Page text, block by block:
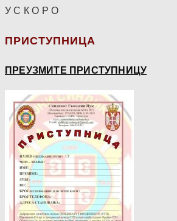
У С К О Р О
ПРИСТУПНИЦА
ПРЕУЗМИТЕ ПРИСТУПНИЦУ